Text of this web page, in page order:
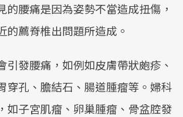
的腰痛是因為姿勢不當造成扭傷，
的薦脊椎出問題所造成。
引發腰痛，如例如皮膚帶狀皰疹、
穿孔、膽結石、腸道腫瘤等。婦科
如子宮肌瘤、卵巢腫瘤、骨盆腔發